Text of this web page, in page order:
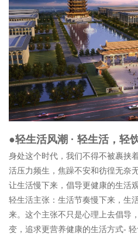
●轻生活风潮 · 轻生活，轻
身处这个时代，我们不得不被裹挟
活压力频生，焦躁不安和彷徨无奈
让生活慢下来，倡导更健康的生活
轻生活主张：生活节奏慢下来，生
来。这个主张不只是心理上去倡导
变，追求更营养健康的生活方式- 轻